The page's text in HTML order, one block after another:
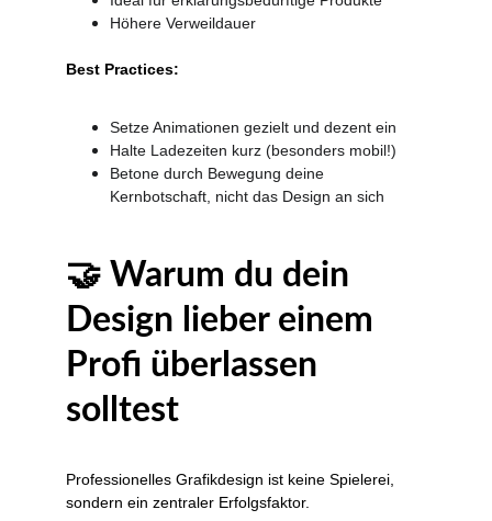
Höhere Verweildauer
Best Practices:
Setze Animationen gezielt und dezent ein
Halte Ladezeiten kurz (besonders mobil!)
Betone durch Bewegung deine
Kernbotschaft, nicht das Design an sich
🤝 Warum du dein
Design lieber einem
Profi überlassen
solltest
Professionelles Grafikdesign ist keine Spielerei,
sondern ein zentraler Erfolgsfaktor.